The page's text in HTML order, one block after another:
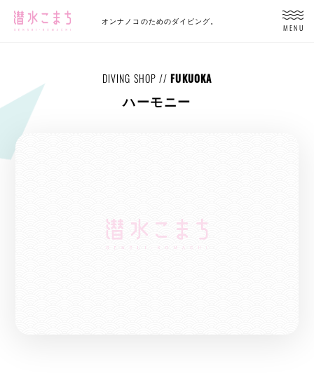
MENU
オンナノコのためのダイビング。
DIVING SHOP //FUKUOKA
ハーモニー